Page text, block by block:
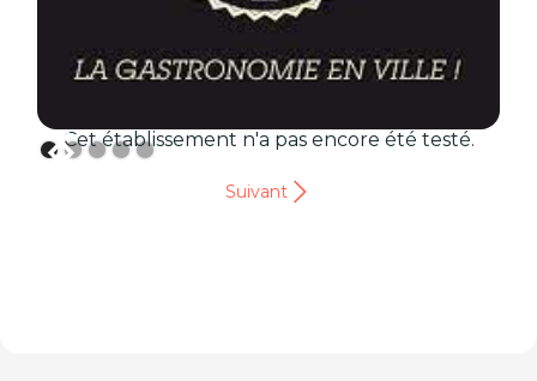
Cet établissement n'a pas encore été testé.
Suivant